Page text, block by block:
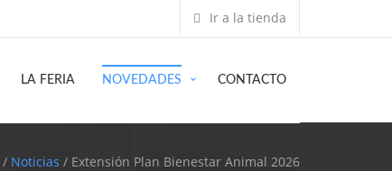
Ir a la tienda
LA FERIA NOVEDADES CONTACTO
/ Noticias / Extensión Plan Bienestar Animal 2026